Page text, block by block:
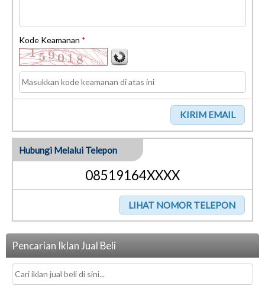
Kode Keamanan *
Hubungi Melalui Telepon
08519164XXXX
Pencarian Iklan Jual Beli